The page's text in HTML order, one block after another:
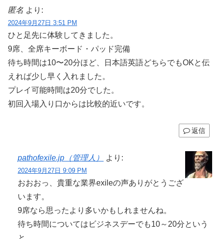
匿名 より:
2024年9月27日 3:51 PM
ひと足先に体験してきました。
9席、全席キーボード・パッド完備
待ち時間は10〜20分ほど、日本語英語どちらでもOKと伝
えれば少し早く入れました。
プレイ可能時間は20分でした。
初回入場入り口からは比較的近いです。
返信
pathofexile.jp（管理人） より:
2024年9月27日 9:09 PM
おおおっ、貴重な業界exileの声ありがとうござ
います。
9席なら思ったより多いかもしれませんね。
待ち時間についてはビジネスデーでも10～20分という